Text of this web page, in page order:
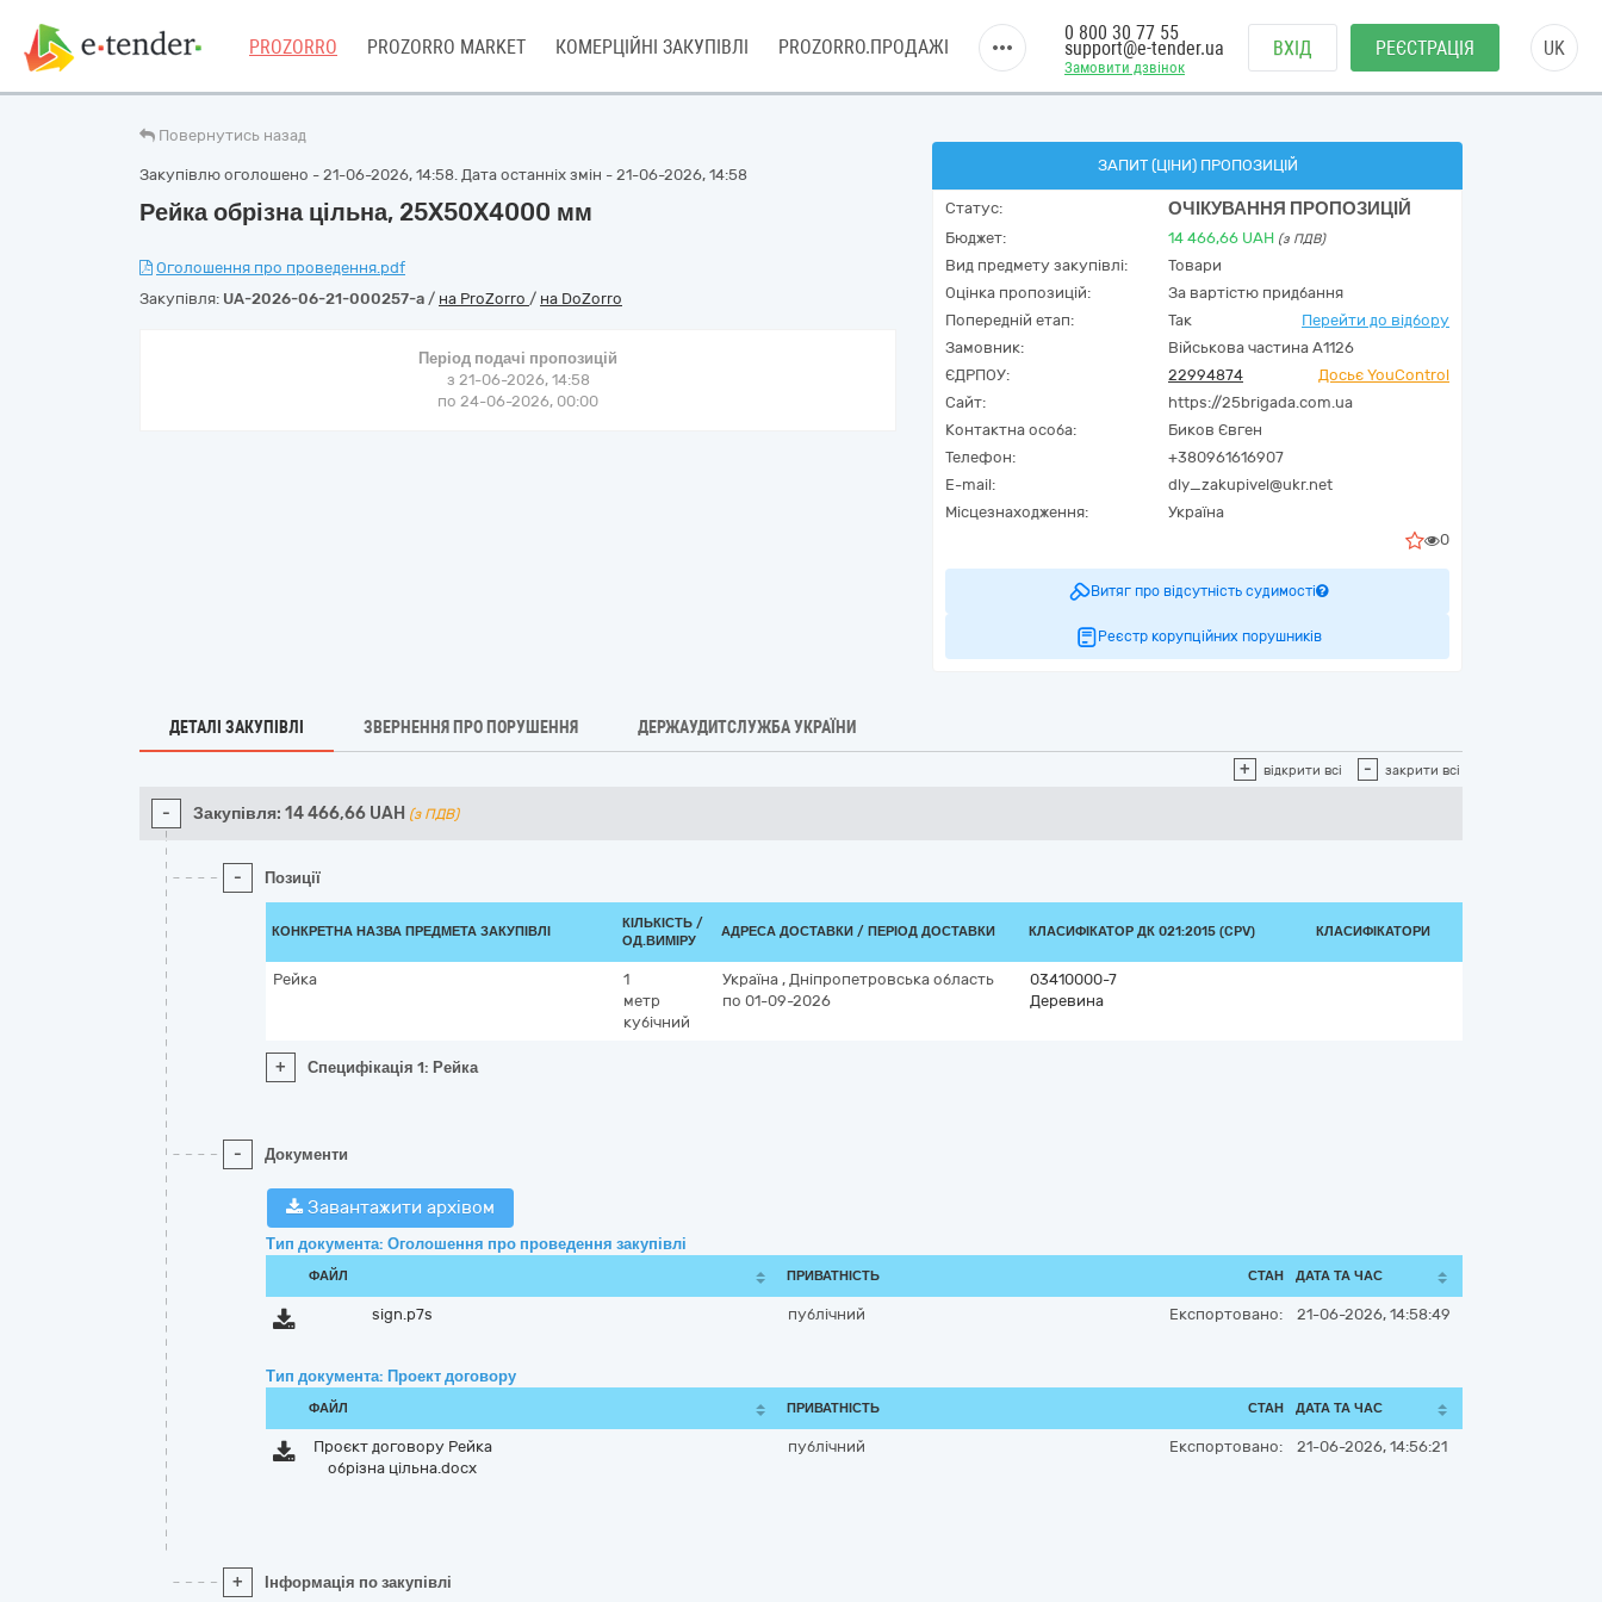
PROZORRO PROZORRO MARKET КОМЕРЦІЙНІ ЗАКУПІВЛІ PROZORRO.ПРОДАЖІ
Замовити дзвінок
0 800 30 77 55
support@e-tender.ua ВХІД РЕЄСТРАЦІЯ UK
Повернутись назад
Закупівлю оголошено - 21-06-2026, 14:58. Дата останніх змін - 21-06-2026, 14:58
Рейка обрізна цільна, 25X50X4000 мм
Оголошення про проведення.pdf
Закупівля: UA-2026-06-21-000257-a / на ProZorro / на DoZorro
Період подачі пропозицій
з 21-06-2026, 14:58
по 24-06-2026, 00:00
ЗАПИТ (ЦІНИ) ПРОПОЗИЦІЙ
Статус: ОЧІКУВАННЯ ПРОПОЗИЦІЙ
Бюджет: 14 466,66 UAH (з ПДВ)
Вид предмету закупівлі:
Товари
Оцінка пропозицій:
За вартістю придбання
Попередній етап:
Так
Перейти до відбору
Замовник:
Військова частина А1126
ЄДРПОУ:
22994874
Досьє YouControl
Сайт:
https://25brigada.com.ua
Контактна особа:
Биков Євген
Телефон:
+380961616907
E-mail:
dly_zakupivel@ukr.net
Місцезнаходження:
Україна
0
Витяг про відсутність судимості
Реєстр корупційних порушників
ДЕТАЛІ ЗАКУПІВЛІ ЗВЕРНЕННЯ ПРО ПОРУШЕННЯ ДЕРЖАУДИТСЛУЖБА УКРАЇНИ
+ відкрити всі - закрити всі
- Закупівля: 14 466,66 UAH (з ПДВ)
- Позиції
КОНКРЕТНА НАЗВА ПРЕДМЕТА ЗАКУПІВЛІ
КІЛЬКІСТЬ /
ОД.ВИМІРУ
АДРЕСА ДОСТАВКИ / ПЕРІОД ДОСТАВКИ КЛАСИФІКАТОР ДК 021:2015 (CPV) КЛАСИФІКАТОРИ
Рейка
1
метр
кубічний
Україна , Дніпропетровська область
по 01-09-2026
03410000-7
Деревина
+ Специфікація 1: Рейка
- Документи
Завантажити архівом
Тип документа: Оголошення про проведення закупівлі
ФАЙЛ ПРИВАТНІСТЬ СТАН ДАТА ТА ЧАС
sign.p7s публічний Експортовано: 21-06-2026, 14:58:49
Тип документа: Проект договору
ФАЙЛ ПРИВАТНІСТЬ СТАН ДАТА ТА ЧАС
Проєкт договору Рейка
обрізна цільна.docx
публічний Експортовано: 21-06-2026, 14:56:21
+ Інформація по закупівлі